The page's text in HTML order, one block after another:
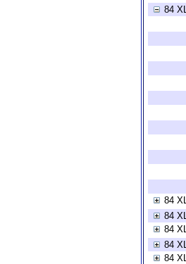
84
84
84
84
84
84